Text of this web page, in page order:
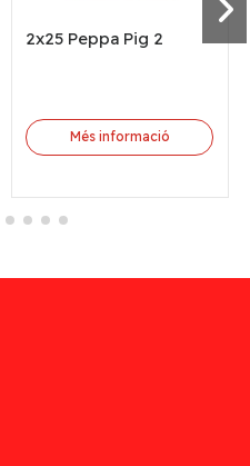
2x25 Peppa Pig 2
Més informació